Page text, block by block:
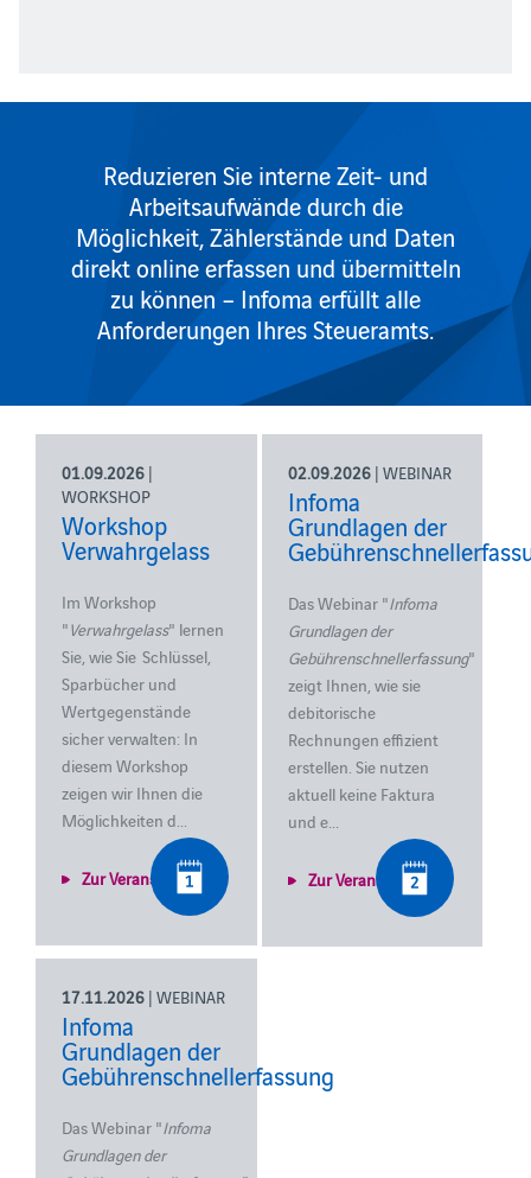
Reduzieren Sie interne Zeit- und
Arbeitsaufwände durch die
Möglichkeit, Zählerstände und Daten
direkt online erfassen und übermitteln
zu können – Infoma erfüllt alle
Anforderungen Ihres Steueramts.
01.09.2026 |
WORKSHOP
Workshop
Verwahrgelass
Im Workshop
"Verwahrgelass" lernen
Sie, wie SieSchlüssel,
Sparbücher und
Wertgegenstände
sicher verwalten: In
diesem Workshop
zeigen wir Ihnen die
Möglichkeiten d...
Zur Veranstaltung
02.09.2026| WEBINAR
Infoma
Grundlagen der
Das Webinar "Infoma
Grundlagen der
Gebührenschnellerfassung"
zeigt Ihnen, wie sie
debitorische
Rechnungen effizient
erstellen. Sie nutzen
aktuell keine Faktura
und e...
Zur Veranstaltung
17.11.2026 | WEBINAR
Infoma
Grundlagen der
Gebührenschnellerfassung
Das Webinar "Infoma
Grundlagen der